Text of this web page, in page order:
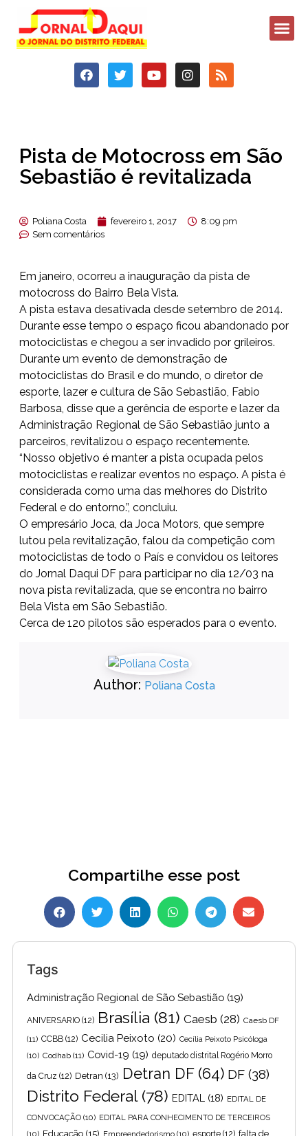
Pista de Motocross em São
Sebastião é revitalizada
Poliana Costa fevereiro 1, 2017
8:09 pm
Sem comentários
Em janeiro, ocorreu a inauguração da pista de
motocross do Bairro Bela Vista.
A pista estava desativada desde setembro de 2014.
Durante esse tempo o espaço ficou abandonado por
motociclistas e chegou a ser invadido por grileiros.
Durante um evento de demonstração de
motociclistas do Brasil e do mundo, o diretor de
esporte, lazer e cultura de São Sebastião, Fabio
Barbosa, disse que a gerência de esporte e lazer da
Administração Regional de São Sebastião junto a
parceiros, revitalizou o espaço recentemente.
“Nosso objetivo é manter a pista ocupada pelos
motociclistas e realizar eventos no espaço. A pista é
considerada como uma das melhores do Distrito
Federal e do entorno.”, concluiu.
O empresário Joca, da Joca Motors, que sempre
lutou pela revitalização, falou da competição com
motociclistas de todo o País e convidou os leitores
do Jornal Daqui DF para participar no dia 12/03 na
nova pista revitalizada, que se encontra no bairro
Bela Vista em São Sebastião.
Cerca de 120 pilotos são esperados para o evento.
Author: Poliana Costa
Compartilhe esse post
Tags
Administração Regional de São Sebastião (19)
ANIVERSARIO (12) Brasília (81) Caesb (28) Caesb DF
(11) CCBB (12) Cecilia Peixoto (20) Cecília Peixoto Psicóloga
(10) Codhab (11) Covid-19 (19) deputado distrital Rogério Morro
da Cruz (12) Detran (13) Detran DF(64) DF (38)
Distrito Federal(78) EDITAL (18) EDITAL DE
CONVOCAÇÃO (10) EDITAL PARA CONHECIMENTO DE TERCEIROS
(10) Educação (15) Empreendedorismo (10) esporte (12) falta de